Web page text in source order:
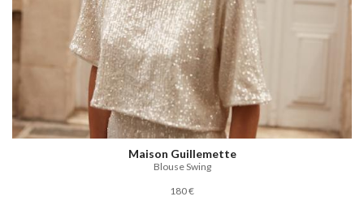
Maison Guillemette
Blouse Swing
180 €